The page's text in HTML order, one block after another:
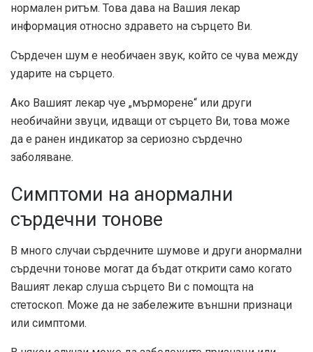
нормален ритъм. Това дава на Вашия лекар
информация относно здравето на сърцето Ви.
Сърдечен шум е необичаен звук, който се чува между
ударите на сърцето.
Ако Вашият лекар чуе „мърморене“ или други
необичайни звуци, идващи от сърцето Ви, това може
да е ранен индикатор за сериозно сърдечно
заболяване.
Симптоми на анормални
сърдечни тонове
В много случаи сърдечните шумове и други анормални
сърдечни тонове могат да бъдат открити само когато
Вашият лекар слуша сърцето Ви с помощта на
стетоскоп. Може да не забележите външни признаци
или симптоми.